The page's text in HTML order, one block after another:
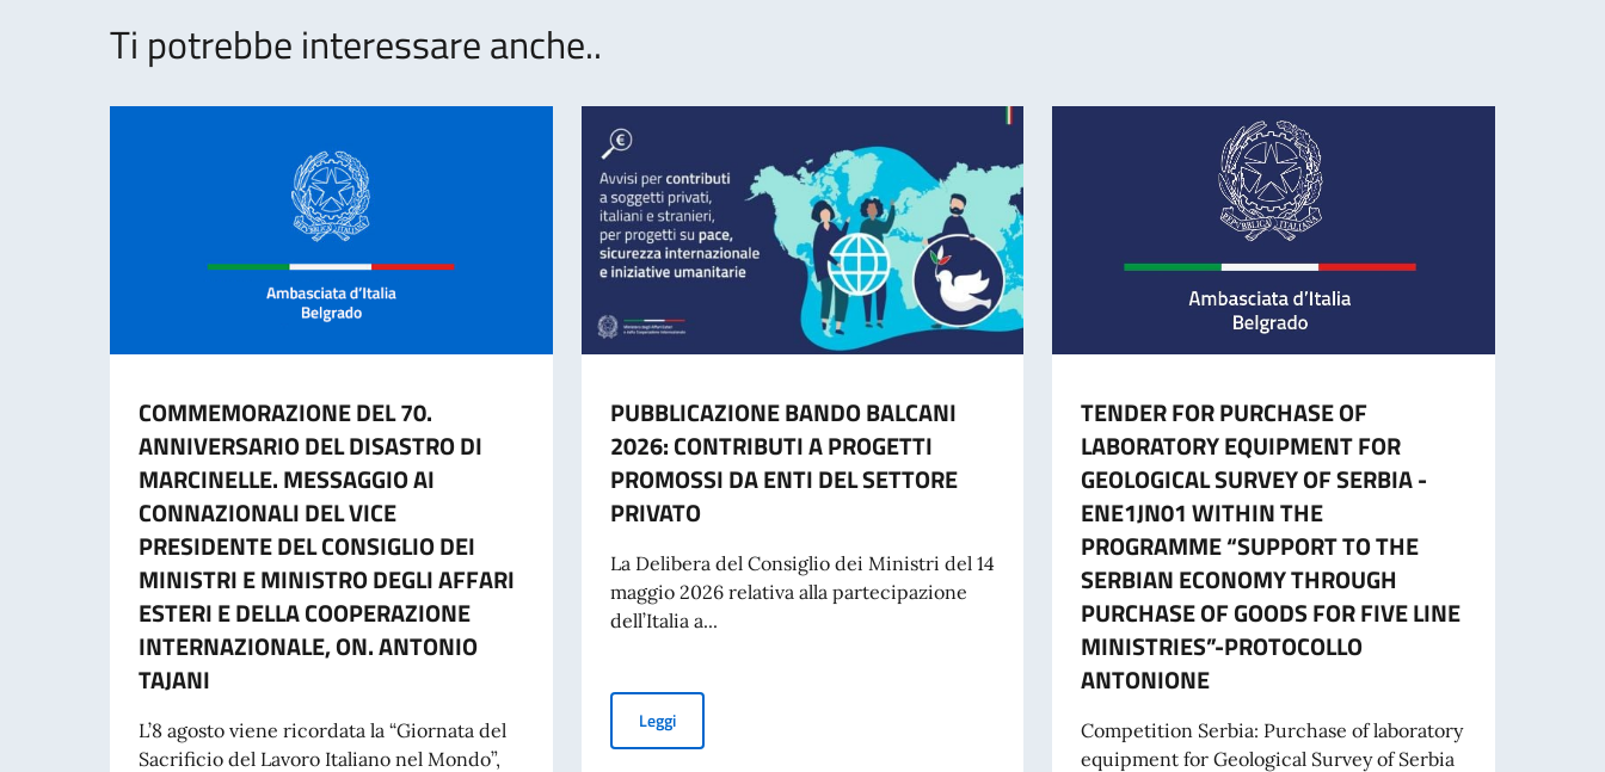
Ti potrebbe interessare anche..
COMMEMORAZIONE DEL 70.
ANNIVERSARIO DEL DISASTRO DI
MARCINELLE. MESSAGGIO AI
CONNAZIONALI DEL VICE
PRESIDENTE DEL CONSIGLIO DEI
MINISTRI E MINISTRO DEGLI AFFARI
ESTERI E DELLA COOPERAZIONE
INTERNAZIONALE, ON. ANTONIO
TAJANI
L’8 agosto viene ricordata la “Giornata del
Sacrificio del Lavoro Italiano nel Mondo”,
PUBBLICAZIONE BANDO BALCANI
2026: CONTRIBUTI A PROGETTI
PROMOSSI DA ENTI DEL SETTORE
PRIVATO
La Delibera del Consiglio dei Ministri del 14
maggio 2026 relativa alla partecipazione
dell’Italia a...
LeggiPUBBLICAZIONE BANDO BALCANI 2026: CONTRIBUTI A PROGETTI PROMOSSI DA ENTI DEL SETTORE PRIVATO
TENDER FOR PURCHASE OF
LABORATORY EQUIPMENT FOR
GEOLOGICAL SURVEY OF SERBIA -
ENE1JN01 WITHIN THE
PROGRAMME “SUPPORT TO THE
SERBIAN ECONOMY THROUGH
PURCHASE OF GOODS FOR FIVE LINE
MINISTRIES”-PROTOCOLLO
ANTONIONE
Competition Serbia: Purchase of laboratory
equipment for Geological Survey of Serbia